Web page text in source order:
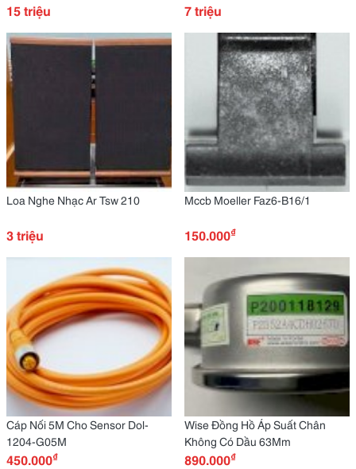
15 triệu 7 triệu
Loa Nghe Nhạc Ar Tsw 210
3 triệu
Mccb Moeller Faz6-B16/1
150.000₫
Cáp Nối 5M Cho Sensor Dol-
1204-G05M
450.000₫
Wise Đồng Hồ Áp Suất Chân
Không Có Dầu 63Mm
890.000₫